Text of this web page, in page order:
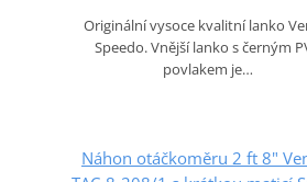
Originální vysoce kvalitní lanko
Speedo. Vnější lanko s černým
povlakem je…
Náhon otáčkoměru 2 ft 8"